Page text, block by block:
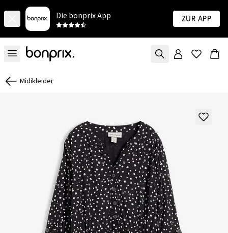
Die bonprix App Zur App
Midikleider